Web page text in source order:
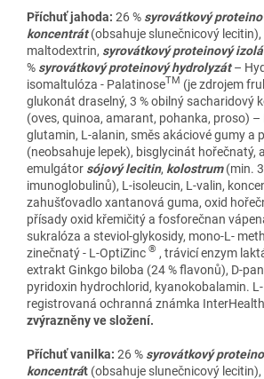
Příchuť jahoda: 26 % syrovátkový
koncentrát(obsahuje slunečnicový lecitin),
maltodextrin, syrovátkový proteinový
% syrovátkový proteinový hydrolyzát–
isomaltulóza - PalatinoseTM (je zdrojem
glukonát draselný, 3 % obilný sacharidový
(oves, quinoa, amarant, pohanka, proso) –
glutamin, L-alanin, směs akáciové gumy a
(neobsahuje lepek), bisglycinát hořečnatý,
emulgátor sójový lecitin, kolostrum(min.
imunoglobulinů), L-isoleucin, L-valin,
zahušťovadlo xantanová guma, oxid
přísady oxid křemičitý a fosforečnan
sukralóza a steviol-glykosidy, mono-L-
zinečnatý - L-OptiZinc ® , trávicí enzym
extrakt Ginkgo biloba (24 % flavonů), D-
pyridoxin hydrochlorid, kyanokobalamin.
registrovaná ochranná známka
zvýrazněny ve složení.
Příchuť vanilka: 26 % syrovátkový
koncentrát (obsahuje slunečnicový lecitin),